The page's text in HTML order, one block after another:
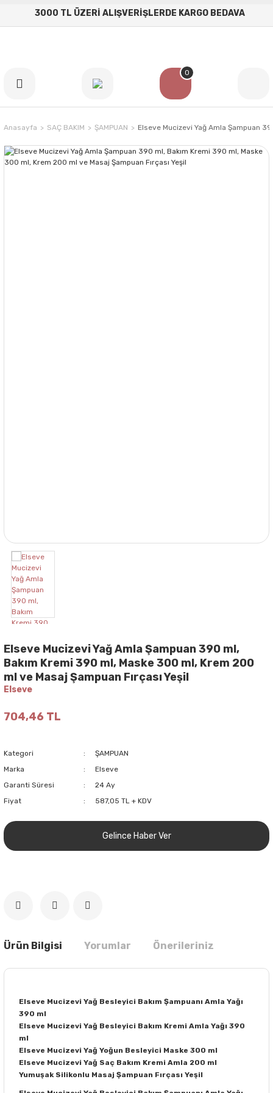
3000 TL ÜZERİ ALIŞVERİŞLERDE KARGO BEDAVA
0
Anasayfa SAÇ BAKIM ŞAMPUAN Elseve Mucizevi Yağ Amla Şampuan
Elseve Mucizevi Yağ Amla Şampuan 390 ml,
Bakım Kremi 390 ml, Maske 300 ml, Krem 200
ml ve Masaj Şampuan Fırçası Yeşil
Elseve
704,46 TL
Kategori
ŞAMPUAN
Marka
Elseve
Garanti Süresi
24 Ay
Fiyat
587,05 TL + KDV
Gelince Haber Ver
Ürün Bilgisi Yorumlar Önerileriniz
Elseve Mucizevi Yağ Besleyici Bakım Şampuanı Amla Yağı
390 ml
Elseve Mucizevi Yağ Besleyici Bakım Kremi Amla Yağı 390
ml
Elseve Mucizevi Yağ Yoğun Besleyici Maske 300 ml
Elseve Mucizevi Yağ Saç Bakım Kremi Amla 200 ml
Yumuşak Silikonlu Masaj Şampuan Fırçası Yeşil
Geri Dön
Geri Dön
Plaj Şemsiyesi
Yandan Gövdeli Makaralı